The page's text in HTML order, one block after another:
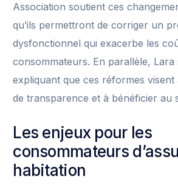
Association soutient ces
qu’ils permettront de corriger un
dysfonctionnel qui exacerbe les
consommateurs. En parallèle, Lara
expliquant que ces réformes
de transparence et à bénéficier au
Les enjeux pour les
consommateurs
habitation